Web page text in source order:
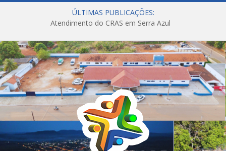
ÚLTIMAS PUBLICAÇÕES:
Atendimento do CRAS em Serra Azul